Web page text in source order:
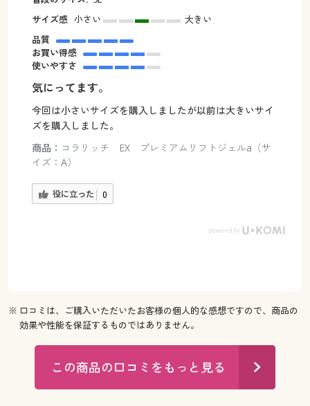
サイズ感 小さい
大きい
品質
お買い得感
使いやすさ
気にってます。
今回は小さいサイズを購入しましたが以前は大きいサイ
ズを購入しました。
商品： コラリッチ EX プレミアムリフトジェルa（サ
イズ：A）
役に立った 0
※ 口コミは、ご購入いただいたお客様の個人的な感想ですので、商品の
効果や性能を保証するものではありません。
この商品の口コミをもっと見る